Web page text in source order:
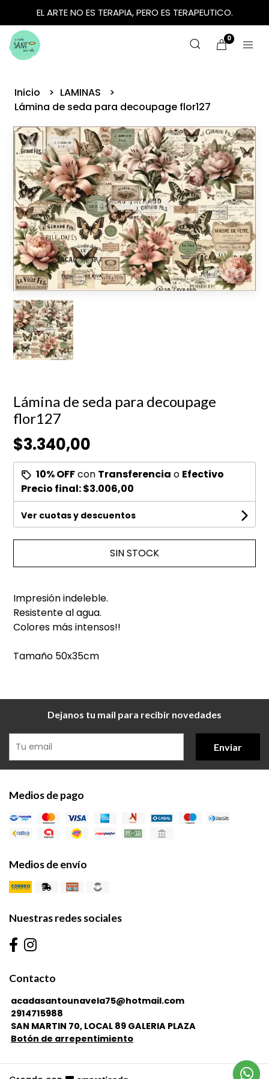
EL ARTE NO ES TERAPIA, PERO ES TERAPEUTICO.
0
Inicio
LAMINAS
Lámina de seda para decoupage flor127
Lámina de seda para decoupage
flor127
$3.340,00
10% OFFcon Transferencia o Efectivo
Precio final:$3.006,00
Ver cuotas y descuentos
SIN STOCK
Impresión indeleble.
Resistente al agua.
Colores más intensos!!
Tamaño 50x35cm
Dejanos tu mail para recibir novedades
Enviar
Medios de pago
Medios de envío
Nuestras redes sociales
Contacto
acadasantounavela75@hotmail.com
2914715988
SAN MARTIN 70, LOCAL 89 GALERIA PLAZA
Botón de arrepentimiento